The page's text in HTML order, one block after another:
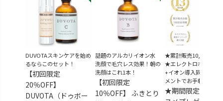
DUVOTAスキンケアを始め
るならこのセット！
【初回限定
20％OFF】
DUVOTA（ドゥボー
話題のアルカリイオン水
洗顔で毛穴レス効果！朝の
洗顔はこれ1本！
【初回限定
10％OFF】 ふきとり
★累計販売10,000台突
★エレクトロポレーシ
+イオン導入同時トリ
メントでお手軽美肌
★期間限定★導入